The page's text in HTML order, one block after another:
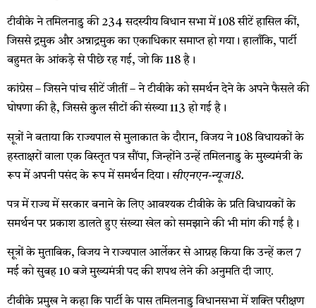
टीवीके ने तमिलनाडु की 234 सदस्यीय विधान सभा में 108 सीटें हासिल कीं,
जिससे द्रमुक और अन्नाद्रमुक का एकाधिकार समाप्त हो गया। हालाँकि, पार्टी
बहुमत के आंकड़े से पीछे रह गई, जो कि 118 है।
कांग्रेस – जिसने पांच सीटें जीतीं – ने टीवीके को समर्थन देने के अपने फैसले की
घोषणा की है, जिससे कुल सीटों की संख्या 113 हो गई है।
सूत्रों ने बताया कि राज्यपाल से मुलाकात के दौरान, विजय ने 108 विधायकों के
हस्ताक्षरों वाला एक विस्तृत पत्र सौंपा, जिन्होंने उन्हें तमिलनाडु के मुख्यमंत्री के
रूप में अपनी पसंद के रूप में समर्थन दिया। सीएनएन-न्यूज18.
पत्र में राज्य में सरकार बनाने के लिए आवश्यक टीवीके के प्रति विधायकों के
समर्थन पर प्रकाश डालते हुए संख्या खेल को समझाने की भी मांग की गई है।
सूत्रों के मुताबिक, विजय ने राज्यपाल आर्लेकर से आग्रह किया कि उन्हें कल 7
मई को सुबह 10 बजे मुख्यमंत्री पद की शपथ लेने की अनुमति दी जाए.
टीवीके प्रमुख ने कहा कि पार्टी के पास तमिलनाडु विधानसभा में शक्ति परीक्षण